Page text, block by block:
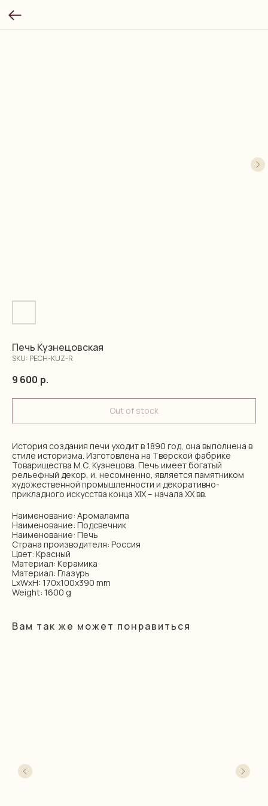
Печь Кузнецовская
SKU: PECH-KUZ-R
9 600 р.
Out of stock
История создания печи уходит в 1890 год, она выполнена в
стиле историзма. Изготовлена на Тверской фабрике
Товарищества М.С. Кузнецова. Печь имеет богатый
рельефный декор, и, несомненно, является памятником
художественной промышленности и декоративно-
прикладного искусства конца XIX – начала XX вв.
Наименование: Аромалампа
Наименование: Подсвечник
Наименование: Печь
Страна производителя: Россия
Цвет: Красный
Материал: Керамика
Материал: Глазурь
LxWxH: 170x100x390 mm
Weight: 1600 g
Вам так же может понравиться